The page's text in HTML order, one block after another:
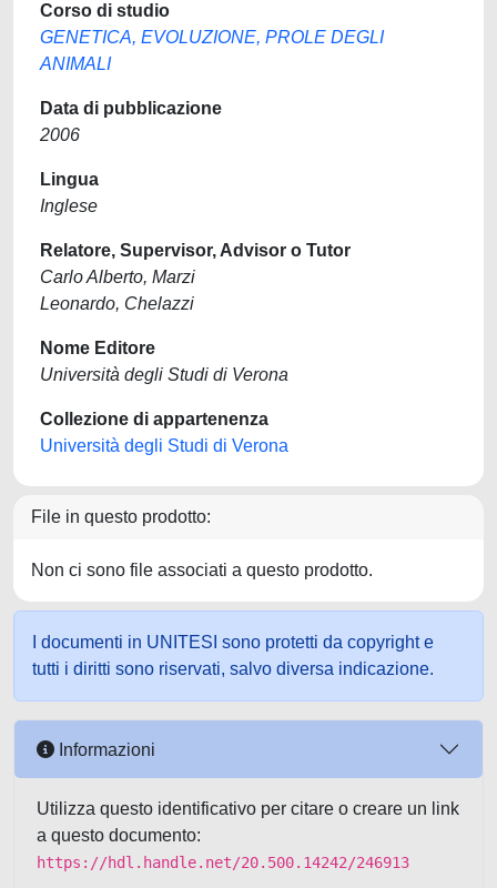
Corso di studio
GENETICA, EVOLUZIONE, PROLE DEGLI
ANIMALI
Data di pubblicazione
2006
Lingua
Inglese
Relatore, Supervisor, Advisor o Tutor
Carlo Alberto, Marzi
Leonardo, Chelazzi
Nome Editore
Università degli Studi di Verona
Collezione di appartenenza
Università degli Studi di Verona
File in questo prodotto:
Non ci sono file associati a questo prodotto.
I documenti in UNITESI sono protetti da copyright e
tutti i diritti sono riservati, salvo diversa indicazione.
Informazioni
Utilizza questo identificativo per citare o creare un link
a questo documento:
https://hdl.handle.net/20.500.14242/246913